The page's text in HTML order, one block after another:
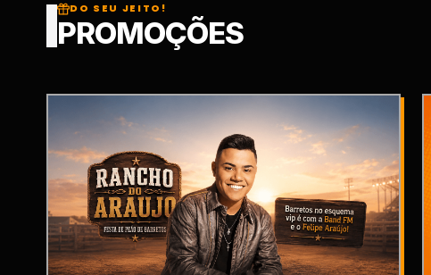
DO SEU JEITO!
PROMOÇÕES